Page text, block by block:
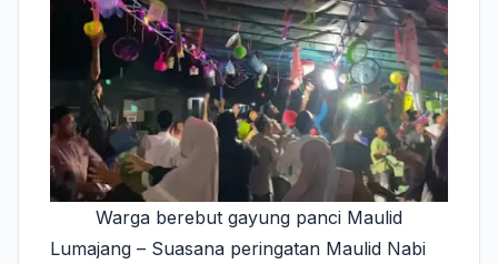
Warga berebut gayung panci Maulid
Lumajang – Suasana peringatan Maulid Nabi